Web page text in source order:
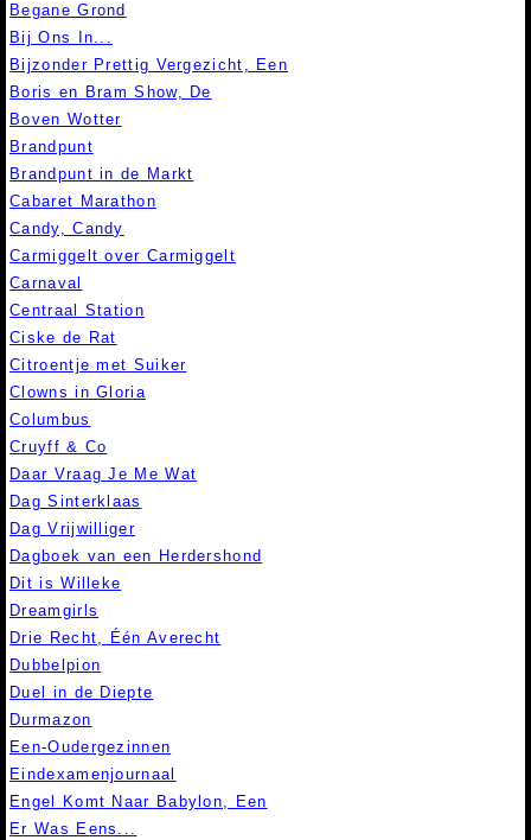
Begane Grond
Bij Ons In...
Bijzonder Prettig Vergezicht, Een
Boris en Bram Show, De
Boven Wotter
Brandpunt
Brandpunt in de Markt
Cabaret Marathon
Candy, Candy
Carmiggelt over Carmiggelt
Carnaval
Centraal Station
Ciske de Rat
Citroentje met Suiker
Clowns in Gloria
Columbus
Cruyff & Co
Daar Vraag Je Me Wat
Dag Sinterklaas
Dag Vrijwilliger
Dagboek van een Herdershond
Dit is Willeke
Dreamgirls
Drie Recht, Één Averecht
Dubbelpion
Duel in de Diepte
Durmazon
Een-Oudergezinnen
Eindexamenjournaal
Engel Komt Naar Babylon, Een
Er Was Eens...